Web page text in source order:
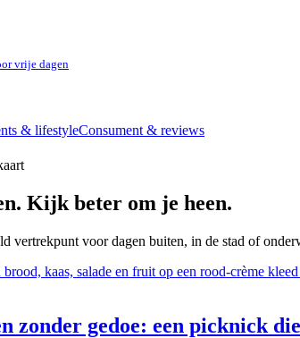
vrije dagen
& lifestyleConsument & reviews
Kijk beter om je heen.
vertrekpunt voor dagen buiten, in de stad of
zonder gedoe: een picknick